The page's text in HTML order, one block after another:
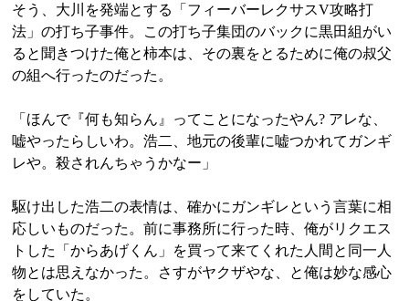
そう、大川を発端とする「フィーバーレクサスV攻略打
法」の打ち子事件。この打ち子集団のバックに黒田組がい
ると聞きつけた俺と柿本は、その裏をとるために俺の叔父
の組へ行ったのだった。
「ほんで『何も知らん』ってことになったやん? アレな、
嘘やったらしいわ。浩二、地元の後輩に嘘つかれてガンギ
レや。殺されんちゃうかなー」
駆け出した浩二の表情は、確かにガンギレという言葉に相
応しいものだった。前に事務所に行った時、俺がリクエス
トした「からあげくん」を買って来てくれた人間と同一人
物とは思えなかった。さすがヤクザやな、と俺は妙な感心
をしていた。